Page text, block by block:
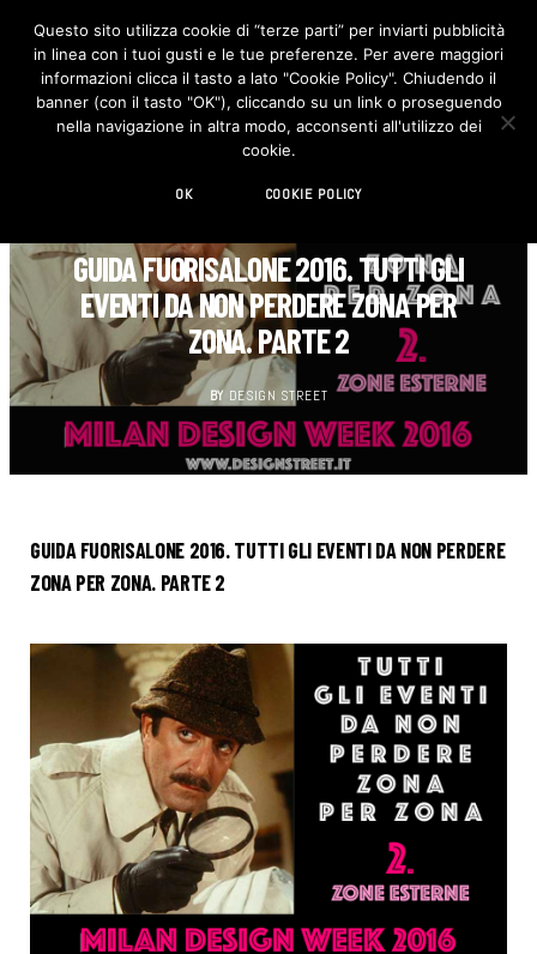
F
c
e
b
o
I
n
s
t
GUIDA FUORISALONE 2016. TUTTI GLI
EVENTI DA NON PERDERE ZONA PER
ZONA. PARTE 2
BY DESIGN STREET
GUIDA FUORISALONE 2016. TUTTI GLI EVENTI DA NON PERDERE
ZONA PER ZONA. PARTE 2
Questo sito utilizza cookie di “terze parti” per inviarti pubblicità
in linea con i tuoi gusti e le tue preferenze. Per avere maggiori
informazioni clicca il tasto a lato "Cookie Policy". Chiudendo il
banner (con il tasto "OK"), cliccando su un link o proseguendo
nella navigazione in altra modo, acconsenti all'utilizzo dei
cookie.
OK COOKIE POLICY